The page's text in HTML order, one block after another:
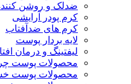
ضدلک و روشن
کرم پودر آرایشی
کرم های ضدآفتاب
لایه بردار پوست
لیفتینگ و درمان
محصولات پوست
محصولات پوست